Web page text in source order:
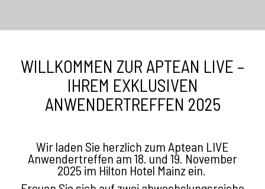
WILLKOMMEN ZUR APTEAN LIVE –
IHREM EXKLUSIVEN
ANWENDERTREFFEN 2025
Wir laden Sie herzlich zum Aptean LIVE
Anwendertreffen am 18. und 19. November
2025 im Hilton Hotel Mainz ein.